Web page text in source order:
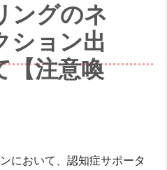
ングのネ
ション出
【注意喚
において、認知症サポータ